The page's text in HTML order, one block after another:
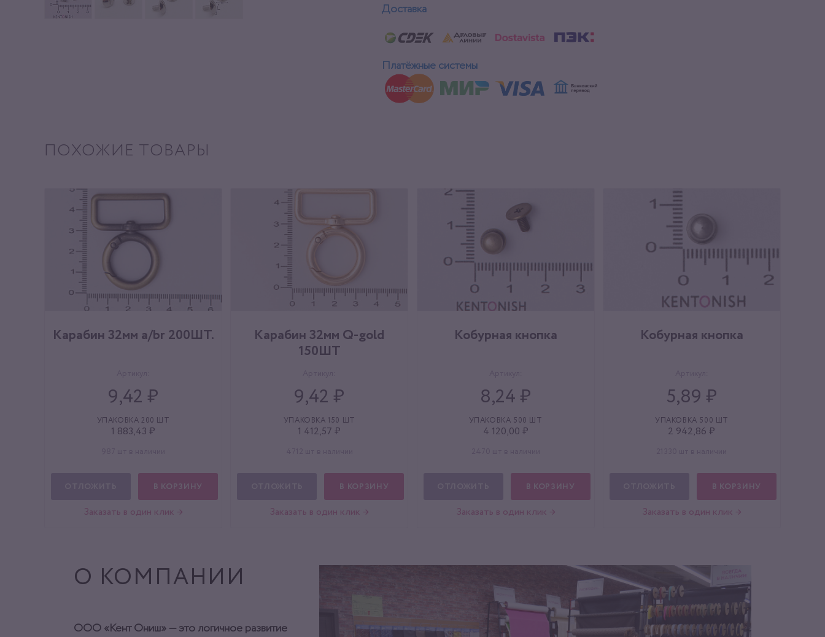
Доставка
Платёжные системы
ПОХОЖИЕ ТОВАРЫ
Карабин 32мм a/br 200ШТ.
9,42 ₽
УПАКОВКА 200 ШТ
1 883,43 ₽
В КОРЗИНУ
Заказать в один клик →
Карабин 32мм Q-gold
150ШТ
9,42 ₽
УПАКОВКА 150 ШТ
1 412,57 ₽
В КОРЗИНУ
Заказать в один клик →
Кобурная кнопка
8,24 ₽
УПАКОВКА 500 ШТ
4 120,00 ₽
В КОРЗИНУ
Заказать в один клик →
Кобурная кнопка
5,89 ₽
УПАКОВКА 500 ШТ
2 942,86 ₽
В КОРЗИНУ
Заказать в один клик →
О КОМПАНИИ
ООО «Кент Ониш» — это логичное развитие